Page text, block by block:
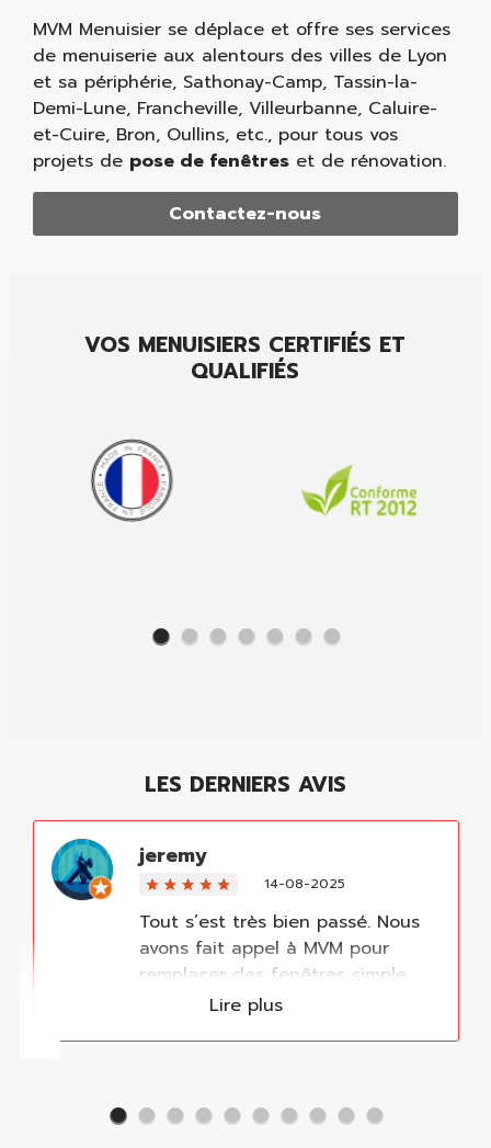
MVM Menuisier se déplace et offre ses services
de menuiserie aux alentours des villes de Lyon
et sa périphérie, Sathonay-Camp, Tassin-la-
Demi-Lune, Francheville, Villeurbanne, Caluire-
et-Cuire, Bron, Oullins, etc., pour tous vos
projets de pose de fenêtreset de rénovation.
Contactez-nous
VOS MENUISIERS CERTIFIÉS ET
QUALIFIÉS
LES DERNIERS AVIS
jeremy
14-08-2025
Tout s’est très bien passé. Nous
avons fait appel à MVM pour
remplacer des fenêtres simple
vitrage. Travail très bien exécuté,
Lire plus